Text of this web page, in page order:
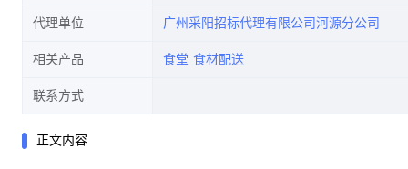
代理单位 广州采阳招标代理有限公司河源分公司
相关产品 食堂 食材配送
联系方式
正文内容